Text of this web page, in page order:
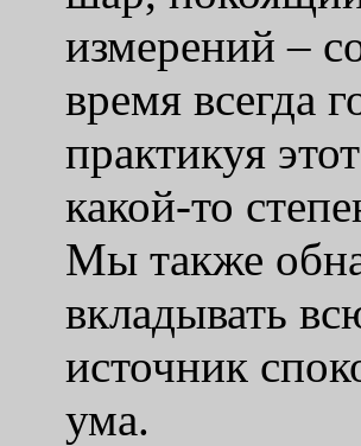
измерений –
время всегда
практикуя
какой-то
Мы также
вкладывать
источник
ума.